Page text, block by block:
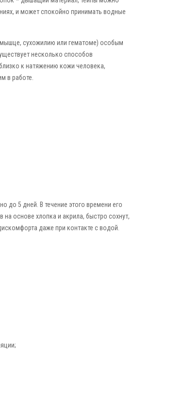
и может спокойно принимать водные
сухожилию или гематоме) особым
несколько способов
к натяжению кожи человека,
в работе.
до 5 дней. В течение этого времени его
основе хлопка и акрила, быстро сохнут,
даже при контакте с водой.